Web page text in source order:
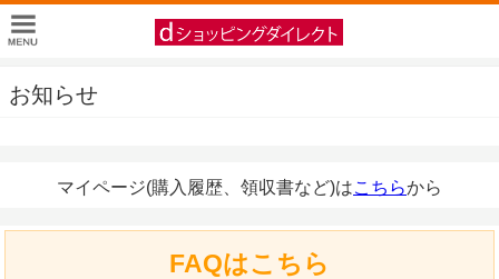
お知らせ
マイページ(購入履歴、領収書など)はこちらから
FAQはこちら